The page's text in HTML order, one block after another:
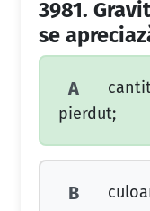
3981.
se
A
pierdut;
B